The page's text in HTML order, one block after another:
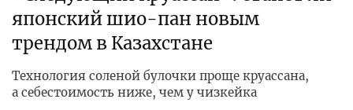
японский шио-пан новым
трендом в Казахстане
Технология соленой булочки проще круассана,
а себестоимость ниже, чем у чизкейка